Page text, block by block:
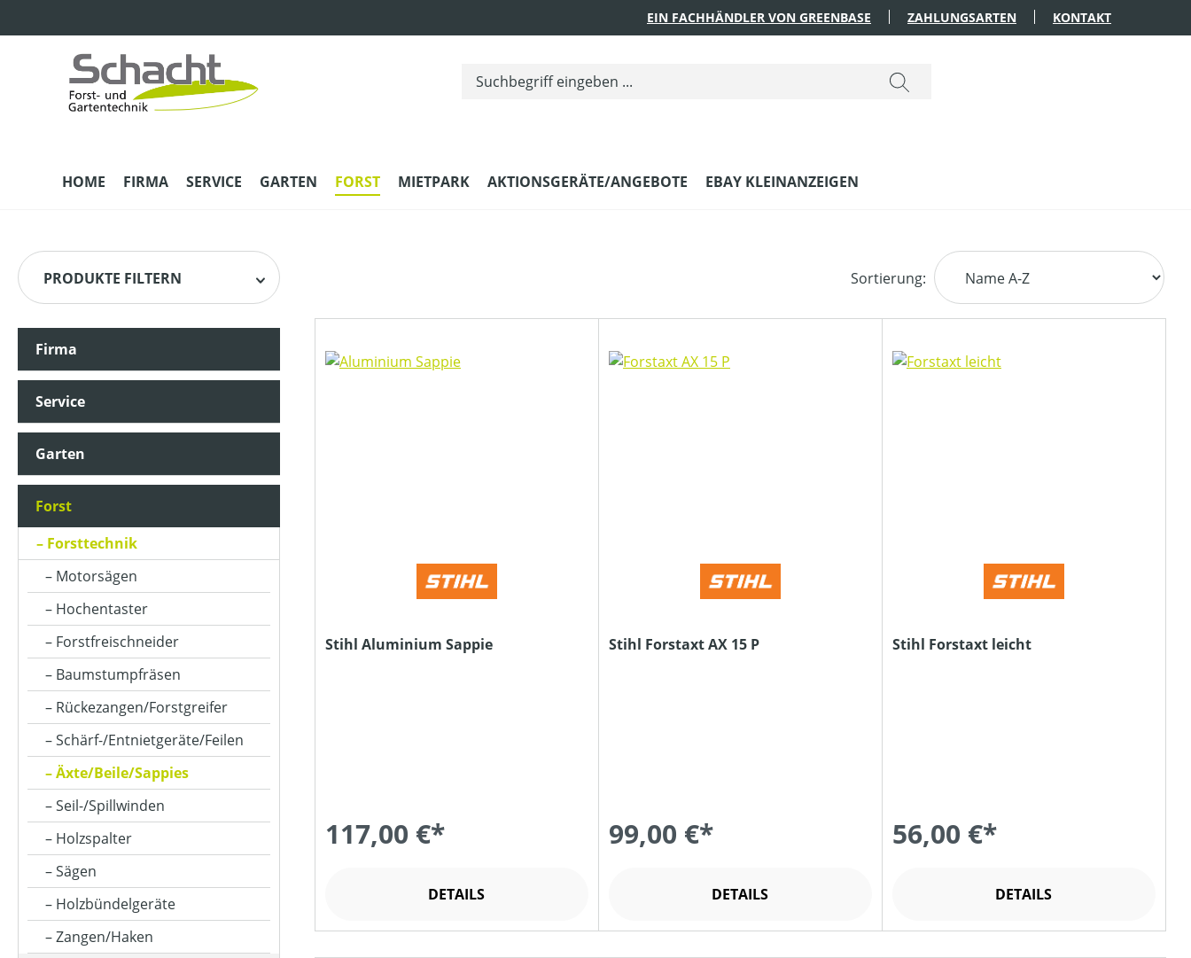
EIN FACHHÄNDLER VON GREENBASE ZAHLUNGSARTEN KONTAKT
HOME FIRMA SERVICE GARTEN FORST MIETPARK AKTIONSGERÄTE/ANGEBOTE EBAY KLEINANZEIGEN
PRODUKTE FILTERN
HERSTELLER
KLASSIFIZIERUNG
MATERIALART
PREIS
Firma
Service
Garten
Forst
Forsttechnik
Motorsägen
Hochentaster
Forstfreischneider
Baumstumpfräsen
Rückezangen/Forstgreifer
Schärf-/Entnietgeräte/Feilen
Äxte/Beile/Sappies
Seil-/Spillwinden
Holzspalter
Sägen
Holzbündelgeräte
Zangen/Haken
Sortierung:
Stihl Aluminium Sappie
117,00 €*
DETAILS
Stihl Forstaxt AX 15 P
99,00 €*
DETAILS
Stihl Forstaxt leicht
56,00 €*
DETAILS